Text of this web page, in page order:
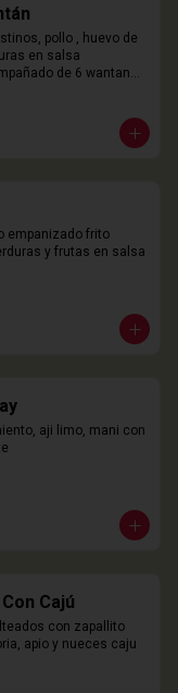
pollo , huevo de
en salsa
de 6 wantanes
empanizado frito
y frutas en salsa
aji limo, mani con
Cajú
con zapallito
apio y nueces caju